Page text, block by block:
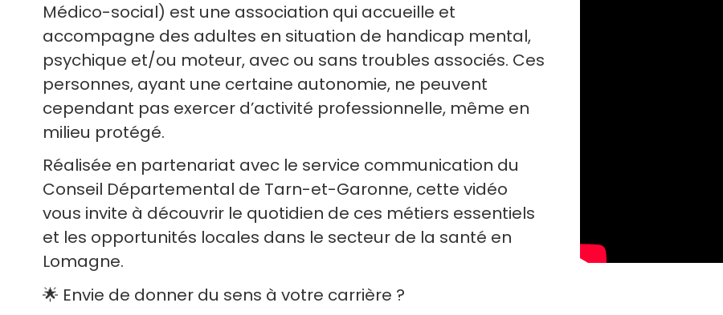
Médico-social) est une association qui accueille et
accompagne des adultes en situation de handicap mental,
psychique et/ou moteur, avec ou sans troubles associés. Ces
personnes, ayant une certaine autonomie, ne peuvent
cependant pas exercer d’activité professionnelle, même en
milieu protégé.
Réalisée en partenariat avec le service communication du
Conseil Départemental de Tarn-et-Garonne, cette vidéo
vous invite à découvrir le quotidien de ces métiers essentiels
et les opportunités locales dans le secteur de la santé en
Lomagne.
🌟 Envie de donner du sens à votre carrière ?